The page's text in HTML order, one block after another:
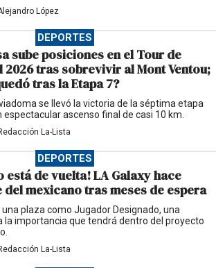
López
DEPORTES
sube posiciones en el Tour de
2026 tras sobrevivir al Mont Ventou;
tras la Etapa 7?
se llevó la victoria de la séptima etapa
ascenso final de casi 10 km.
La-Lista
DEPORTES
está de vuelta! LA Galaxy hace
mexicano tras meses de espera
plaza como Jugador Designado, una
la importancia que tendrá dentro del proyecto
La-Lista